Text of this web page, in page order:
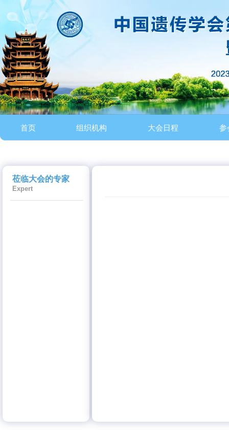
首页 组织机构 大会日程 参
莅临大会的专家
Expert